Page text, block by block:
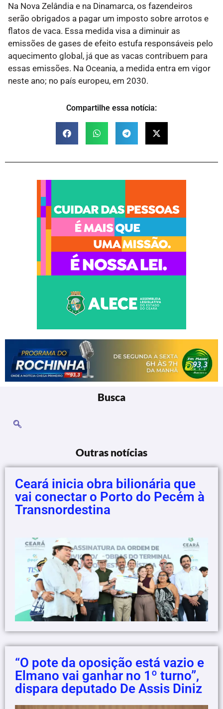
Na Nova Zelândia e na Dinamarca, os fazendeiros
serão obrigados a pagar um imposto sobre arrotos e
flatos de vaca. Essa medida visa a diminuir as
emissões de gases de efeito estufa responsáveis ​​pelo
aquecimento global, já que as vacas contribuem para
essas emissões. Na Oceania, a medida entra em vigor
neste ano; no país europeu, em 2030.
Compartilhe essa notícia:
Busca
Outras notícias
Ceará inicia obra bilionária que
vai conectar o Porto do Pecém à
Transnordestina
“O pote da oposição está vazio e
Elmano vai ganhar no 1º turno”,
dispara deputado De Assis Diniz